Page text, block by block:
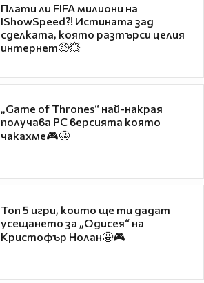
Плати ли FIFA милиони на
IShowSpeed?! Истината зад
сделката, която разтърси целия
интернет🤑💥
„Game of Thrones“ най-накрая
получава PC версията която
чакахме🎮🤩
Топ 5 игри, които ще ти дадат
усещането за „Одисея“ на
Кристофър Нолан🤩🎮